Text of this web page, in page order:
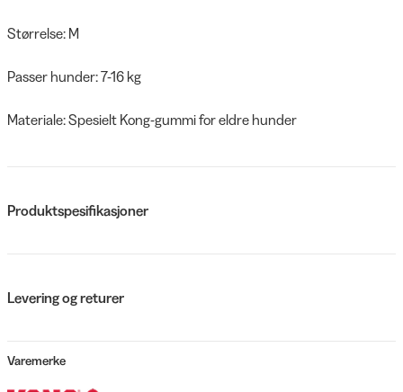
Størrelse: M
Passer hunder: 7-16 kg
Materiale: Spesielt Kong-gummi for eldre hunder
Produktspesifikasjoner
Levering og returer
Varemerke